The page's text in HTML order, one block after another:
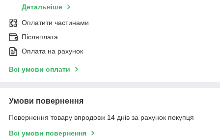
Детальніше
Оплатити частинами
Післяплата
Оплата на рахунок
Всі умови оплати
Умови повернення
Повернення товару впродовж 14 днів за рахунок покупця
Всі умови повернення